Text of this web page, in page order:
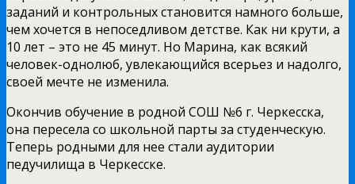
заданий и контрольных становится намного больше,
чем хочется в непоседливом детстве. Как ни крути, а
10 лет – это не 45 минут. Но Марина, как всякий
человек-однолюб, увлекающийся всерьез и надолго,
своей мечте не изменила.
Окончив обучение в родной СОШ №6 г. Черкесска,
она пересела со школьной парты за студенческую.
Теперь родными для нее стали аудитории
педучилища в Черкесске.